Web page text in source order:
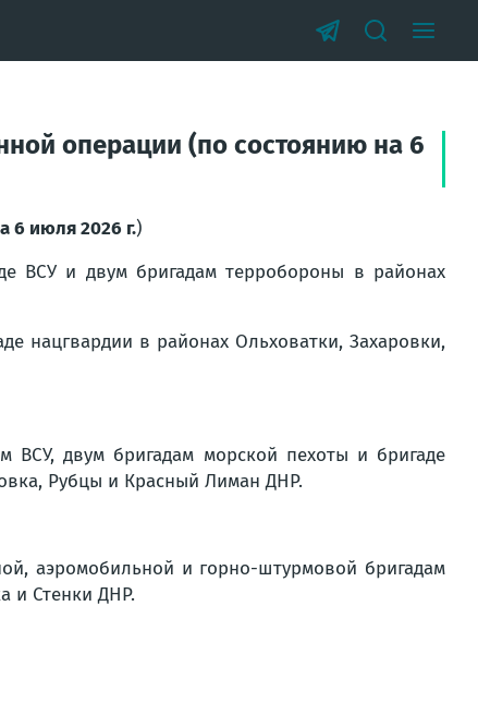
операции (по состоянию на 6
6 июля 2026 г.)
ВСУ и двум бригадам терробороны в районах
нацгвардии в районах Ольховатки, Захаровки,
двум бригадам морской пехоты и бригаде
Рубцы и Красный Лиман ДНР.
аэромобильной и горно-штурмовой бригадам
и Стенки ДНР.